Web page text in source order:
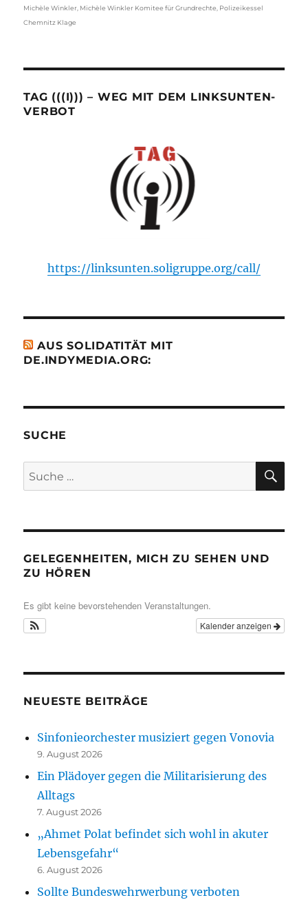
Michèle Winkler Michèle Winkler Komitee für Grundrechte Polizeikessel
Chemnitz Klage
TAG (((I))) – WEG MIT DEM LINKSUNTEN-
VERBOT
https://linksunten.soligruppe.org/call/
AUS SOLIDATITÄT MIT
DE.INDYMEDIA.ORG:
SUCHE
Suche
nach:
GELEGENHEITEN, MICH ZU SEHEN UND
ZU HÖREN
Es gibt keine bevorstehenden Veranstaltungen.
Kalender anzeigen
NEUESTE BEITRÄGE
Sinfonieorchester musiziert gegen Vonovia
9. August 2026
Ein Plädoyer gegen die Militarisierung des
Alltags
7. August 2026
„Ahmet Polat befindet sich wohl in akuter
Lebensgefahr“
6. August 2026
Sollte Bundeswehrwerbung verboten